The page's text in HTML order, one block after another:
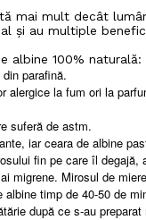
mai mult decât
și au multiple
albine 100% naturală:
parafină.
alergice la fum ori la
suferă de astm.
iar ceara de albine
fin pe care îl degajă,
migrene. Mirosul de
timp de 40-50 de
după ce s-au